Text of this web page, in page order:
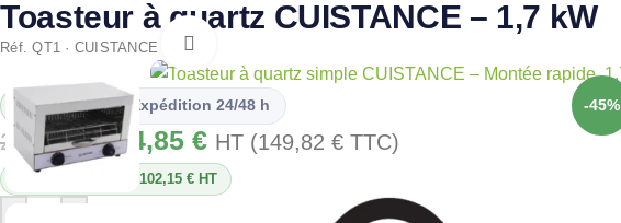
Toasteur à quartz CUISTANCE – 1,7 kW
Réf. QT1 · CUISTANCE
-45%
En stock Expédition 24/48 h
227,00€ 124,85 € HT (149,82 € TTC)
Vous économisez 102,15 € HT